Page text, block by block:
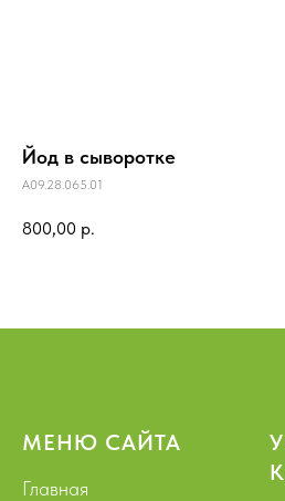
Йод в сыворотке
A09.28.065.01
800,00 р.
МЕНЮ САЙТА
Главная